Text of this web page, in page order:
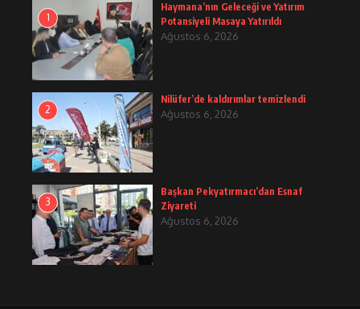
1
Haymana’nın Geleceği ve Yatırım
Potansiyeli Masaya Yatırıldı
Ağustos 6, 2026
2
Nilüfer’de kaldırımlar temizlendi
Ağustos 6, 2026
3
Başkan Pekyatırmacı’dan Esnaf
Ziyareti
Ağustos 6, 2026